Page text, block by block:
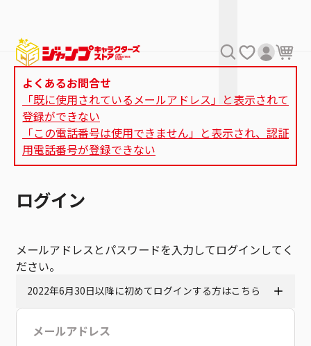
よくあるお問合せ
「既に使用されているメールアドレス」と表示されて
登録ができない
「この電話番号は使用できません」と表示され、認証
用電話番号が登録できない
ログイン
メールアドレスとパスワードを入力してログインしてく
ださい。
2022年6月30日以降に初めてログインする方はこちら